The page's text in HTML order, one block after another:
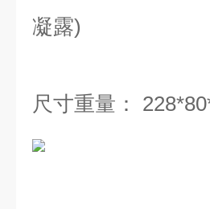
凝露)
尺寸重量：